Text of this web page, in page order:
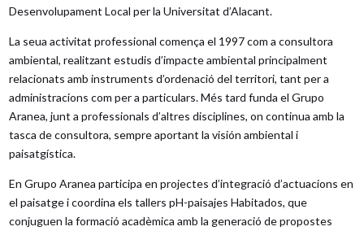
Desenvolupament Local per la Universitat d’Alacant.
La seua activitat professional comença el 1997 com a consultora
ambiental, realitzant estudis d’impacte ambiental principalment
relacionats amb instruments d’ordenació del territori, tant per a
administracions com per a particulars. Més tard funda el Grupo
Aranea, junt a professionals d’altres disciplines, on continua amb la
tasca de consultora, sempre aportant la visión ambiental i
paisatgística.
En Grupo Aranea participa en projectes d’integració d’actuacions en
el paisatge i coordina els tallers pH-paisajes Habitados, que
conjuguen la formació acadèmica amb la generació de propostes